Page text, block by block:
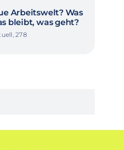
Arbeitswelt? Was
bleibt, was geht?
278